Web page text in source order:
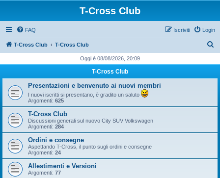
T-Cross Club
FAQ Login
Iscriviti
T-Cross Club T-Cross Club
c
Oggi è 08/08/2026, 20:09
T-Cross Club
Presentazioni e benvenuto ai nuovi membri
I nuovi iscritti si presentano, è gradito un saluto
Argomenti: 625
T-Cross Club
Discussioni generali sul nuovo City SUV Volkswagen
Argomenti: 284
Ordini e consegne
Aspettando T-Cross, il punto sugli ordini e consegne
Argomenti: 24
Allestimenti e Versioni
Argomenti: 77